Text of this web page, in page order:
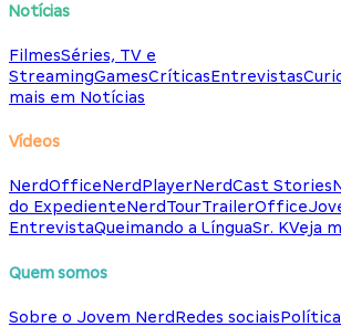
Notícias
FilmesSéries, TV e
StreamingGamesCríticasEntrevistas
mais em Notícias
Vídeos
NerdOfficeNerdPlayerNerdCast Stories
do ExpedienteNerdTourTrailerOffice
EntrevistaQueimando a LínguaSr. KVeja
Quem somos
Sobre o Jovem NerdRedes sociais